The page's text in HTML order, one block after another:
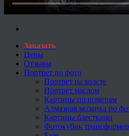
Заказать
Цены
Отзывы
Портрет по фото
Портрет на холсте
Портрет маслом
Картины по номерам
Алмазная мозаика по
Картины блестками
Фотокубик трансформер